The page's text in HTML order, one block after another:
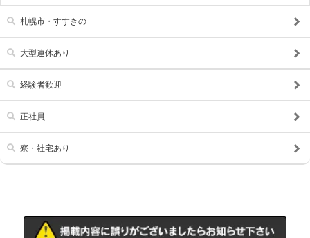
札幌市・すすきの
大型連休あり
経験者歓迎
正社員
寮・社宅あり